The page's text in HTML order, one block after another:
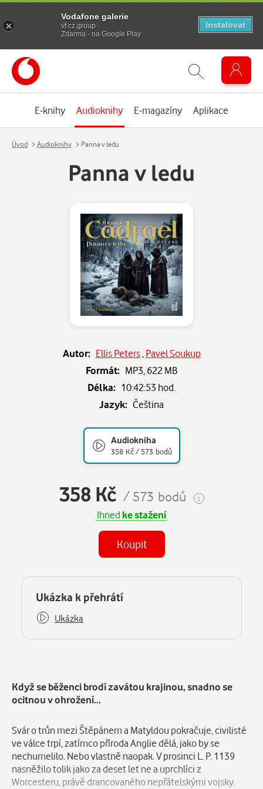
E-knihy Audioknihy E-magazíny Aplikace
Úvod Audioknihy Panna v ledu
Panna v ledu
Autor: Ellis Peters, Pavel Soukup
Formát: MP3, 622 MB
Délka: 10:42:53 hod.
Jazyk: Čeština
Audiokniha
358 Kč / 573 bodů
358 Kč / 573 bodů
Ihned ke stažení
Koupit
Některé kapitoly již máte zakoupeny.
Ukázka k přehrátí
Ukázka
Když se běženci brodí zavátou krajinou, snadno se
ocitnou v ohrožení…
Svár o trůn mezi Štěpánem a Matyldou pokračuje, civilisté
ve válce trpí, zatímco příroda Anglie dělá, jako by se
nechumelilo. Nebo vlastně naopak. V prosinci L. P. 1139
nasněžilo tolik jako za deset let ne a uprchlíci z
Worcesteru, právě drancovaného nepřátelskými vojsky,
Vodafone galerie
vf.cz.group
Zdarma - na Google Play
Instalovat